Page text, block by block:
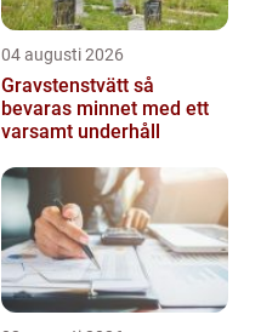
04 augusti 2026
Gravstenstvätt så
bevaras minnet med ett
varsamt underhåll